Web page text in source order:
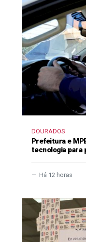
DOURADOS
Prefeitura e
tecnologia para
Há 12 horas